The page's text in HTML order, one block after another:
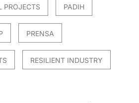
PROJECTS PADIH
PRENSA
RESILIENT INDUSTRY